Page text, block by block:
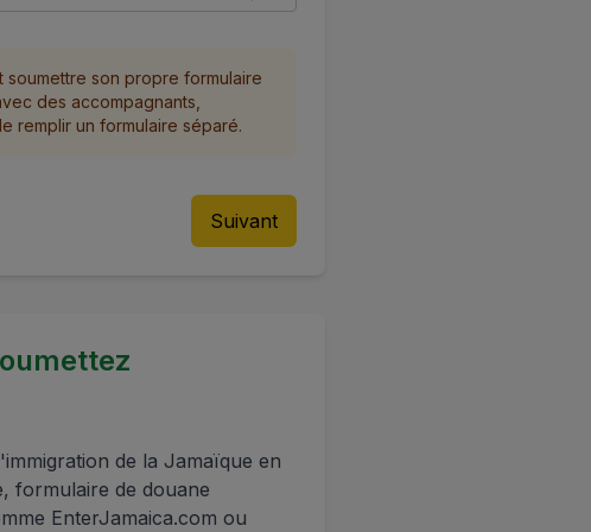
soumettre son propre formulaire
des accompagnants,
remplir un formulaire séparé.
Suivant
de la Jamaïque en
formulaire de douane
EnterJamaica.com ou